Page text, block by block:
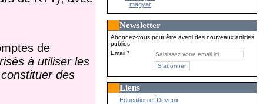
de
à utiliser les
des
magyar
Newsletter
Abonnez-vous pour être averti des nouveaux articles
publiés.
Email
Liens
Education et Devenir